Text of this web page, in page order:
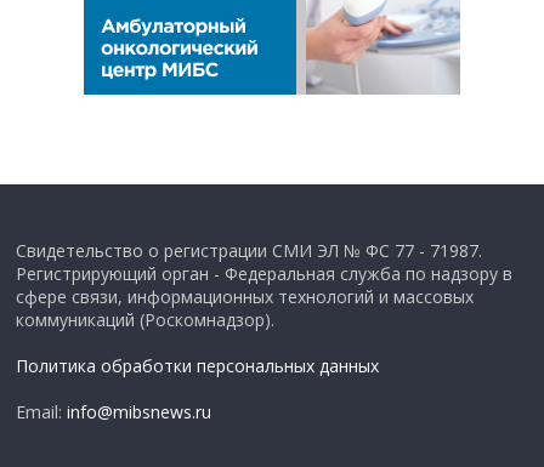
Свидетельство о регистрации СМИ ЭЛ № ФС 77 - 71987.
Регистрирующий орган - Федеральная служба по надзору в
сфере связи, информационных технологий и массовых
коммуникаций (Роскомнадзор).
Политика обработки персональных данных
Email:info@mibsnews.ru